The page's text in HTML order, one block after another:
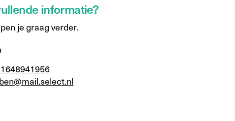
informatie?
je graag verder.